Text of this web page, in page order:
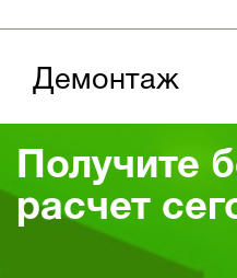
Демонтаж
Получите
расчет